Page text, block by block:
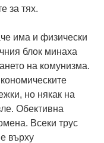
за тях.
има и физически
блок минаха
на комунизма.
но някак на
Обективна
Всеки трус
върху